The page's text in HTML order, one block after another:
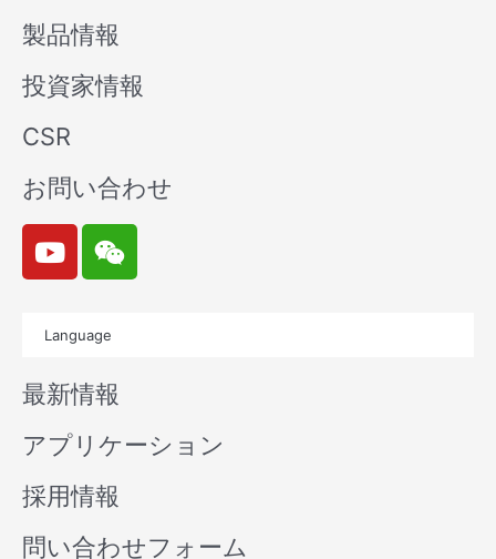
製品情報
投資家情報
CSR
お問い合わせ
Y
o
u
b
e
W
e
i
n
Language
最新情報
アプリケーション
採用情報
問い合わせフォーム